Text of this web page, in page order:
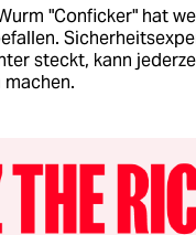
"Conficker" hat
steckt, kann
machen.